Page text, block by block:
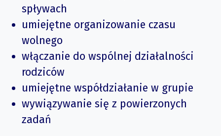
spływach
umiejętne organizowanie czasu
wolnego
włączanie do wspólnej działalności
rodziców
umiejętne współdziałanie w grupie
wywiązywanie się z powierzonych
zadań